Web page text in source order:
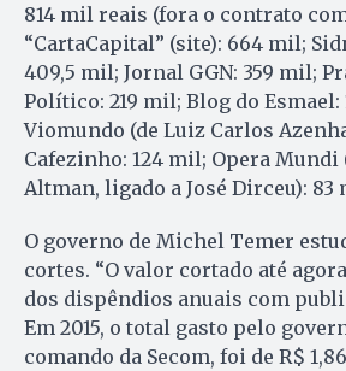
814 mil reais (fora o contrato com
“CartaCapital” (site): 664 mil;
409,5 mil; Jornal GGN: 359 mil;
Político: 219 mil; Blog do Esmael:
Viomundo (de Luiz Carlos
Cafezinho: 124 mil; Opera Mundi
Altman, ligado a José Dirceu): 83
O governo de Michel Temer
cortes. “O valor cortado até
dos dispêndios anuais com
Em 2015, o total gasto pelo
comando da Secom, foi de R$